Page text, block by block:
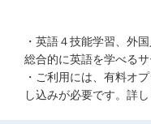
お問い合わせ窓口
他の講座のよくある質
・英語４技能学習、外
総合的に英語を学べるサ
・ご利用には、有料オ
し込みが必要です。詳